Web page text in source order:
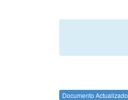
Documento Actualizado